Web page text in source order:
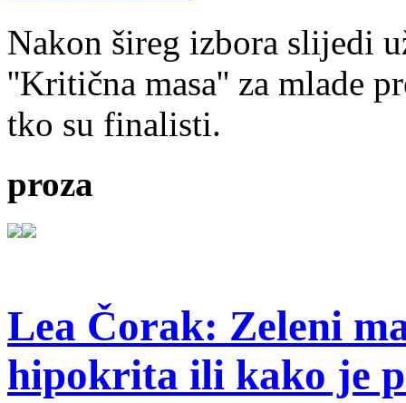
Nakon šireg izbora slijedi
''Kritična masa'' za mlade
tko su finalisti.
proza
Lea Čorak: Zeleni
hipokrita ili kako je